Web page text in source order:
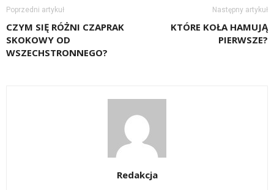
Poprzedni artykuł
CZYM SIĘ RÓŻNI CZAPRAK
SKOKOWY OD
WSZECHSTRONNEGO?
Następny artykuł
KTÓRE KOŁA HAMUJĄ
PIERWSZE?
Redakcja